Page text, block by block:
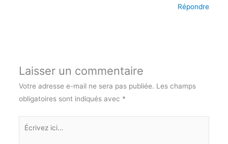
Répondre
Laisser un commentaire
Votre adresse e-mail ne sera pas publiée. Les champs
obligatoires sont indiqués avec *
Écrivez